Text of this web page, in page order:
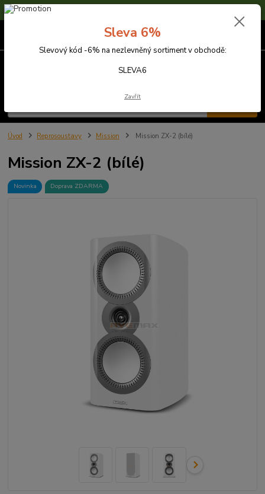
Sleva 6% na nezlevněné zboží s kódem SLEVA6
Úvod Reprosoustavy Mission Mission ZX-2 (bílé)
Mission ZX-2 (bílé)
Novinka Doprava ZDARMA
Sleva 6%
Slevový kód -6% na nezlevněný sortiment v obchodě:
SLEVA6
Zavřít